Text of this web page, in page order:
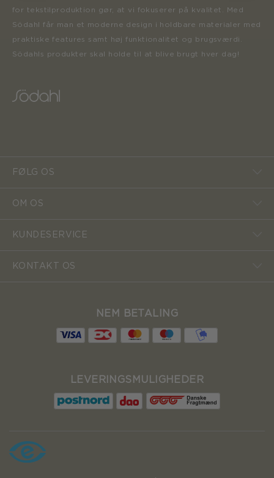
for tekstilproduktion gør, at vi fokuserer på kvalitet. Med
Södahl får man et moderne design i holdbare materialer med
praktiske features samt høj funktionalitet og brugsværdi.
Södahls produkter skal holde til at blive brugt hver dag!
FØLG OS
OM OS
KUNDESERVICE
KONTAKT OS
NEM BETALING
LEVERINGSMULIGHEDER